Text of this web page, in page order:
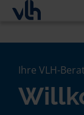
Ihre VLH-